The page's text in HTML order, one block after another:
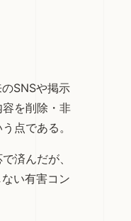
SNSや掲示
を削除・非
点である。
済んだが、
い有害コン